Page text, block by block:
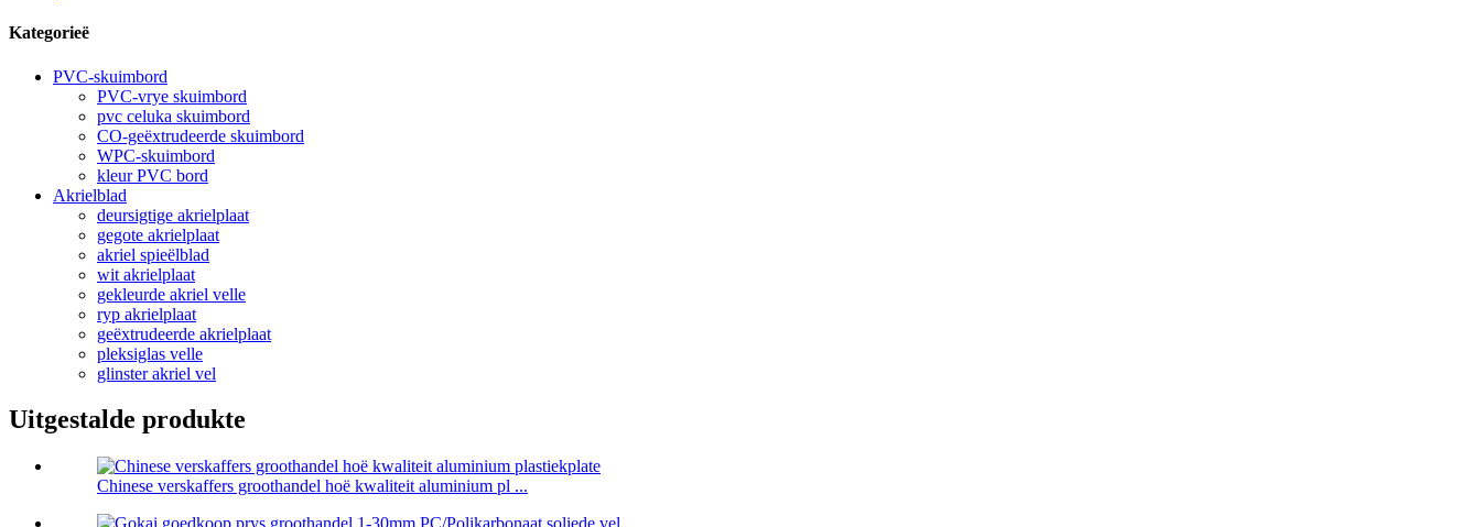
Kategorieë
PVC-skuimbord
PVC-vrye skuimbord
pvc celuka skuimbord
CO-geëxtrudeerde skuimbord
WPC-skuimbord
kleur PVC bord
Akrielblad
deursigtige akrielplaat
gegote akrielplaat
akriel spieëlblad
wit akrielplaat
gekleurde akriel velle
ryp akrielplaat
geëxtrudeerde akrielplaat
pleksiglas velle
glinster akriel vel
Uitgestalde produkte
Chinese verskaffers groothandel hoë kwaliteit aluminium pl ...